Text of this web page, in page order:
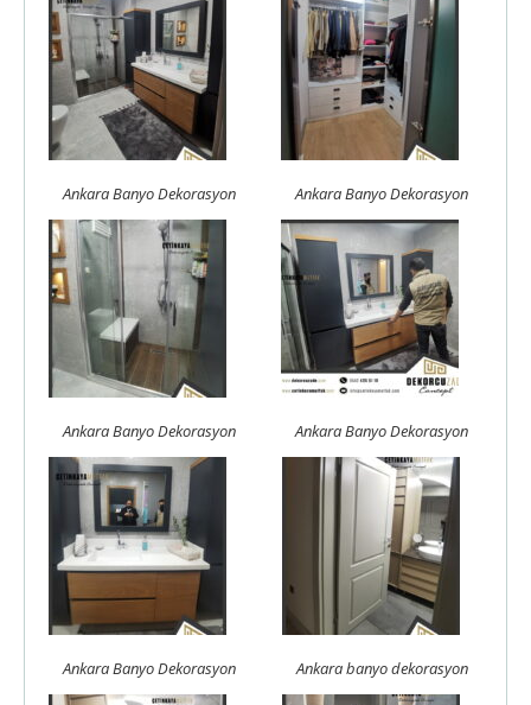
Ankara Banyo Dekorasyon Ankara Banyo Dekorasyon
Ankara Banyo Dekorasyon Ankara Banyo Dekorasyon
Ankara Banyo Dekorasyon Ankara banyo dekorasyon